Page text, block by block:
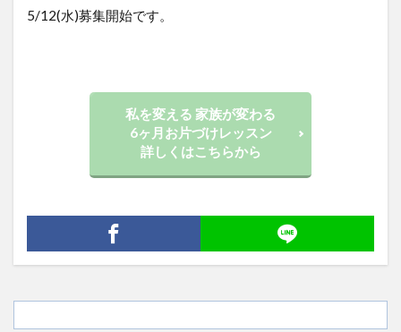
5/12(水)募集開始です。
私を変える 家族が変わる
6ヶ月お片づけレッスン
詳しくはこちらから